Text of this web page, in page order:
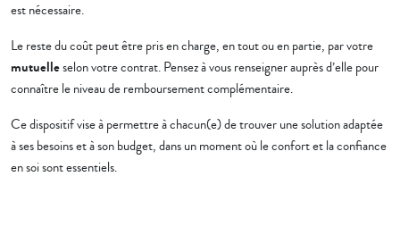
est nécessaire.
Le reste du coût peut être pris en charge, en tout ou en partie, par votre
mutuelleselon votre contrat. Pensez à vous renseigner auprès d’elle pour
connaître le niveau de remboursement complémentaire.
Ce dispositif vise à permettre à chacun(e) de trouver une solution adaptée
à ses besoins et à son budget, dans un moment où le confort et la confiance
en soi sont essentiels.